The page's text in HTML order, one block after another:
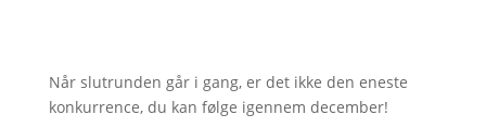
Når slutrunden går i gang, er det ikke den eneste
konkurrence, du kan følge igennem december!